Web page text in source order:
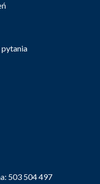
pytania
503 504 497